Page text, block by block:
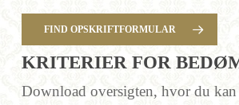
FIND OPSKRIFTFORMULAR
KRITERIER FOR
Download oversigten, hvor du kan